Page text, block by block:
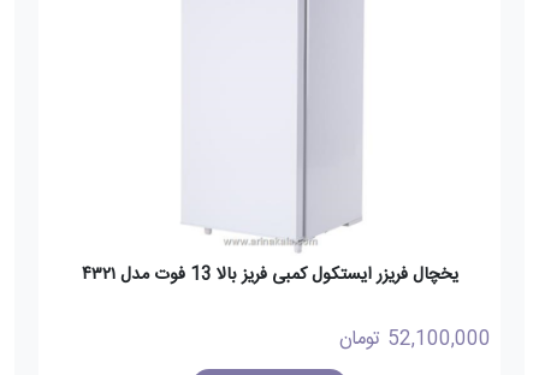
یخچال فریزر ایستکول کمبی فریز بالا 13 فوت مدل ۴۳۲۱
52,100,000 تومان